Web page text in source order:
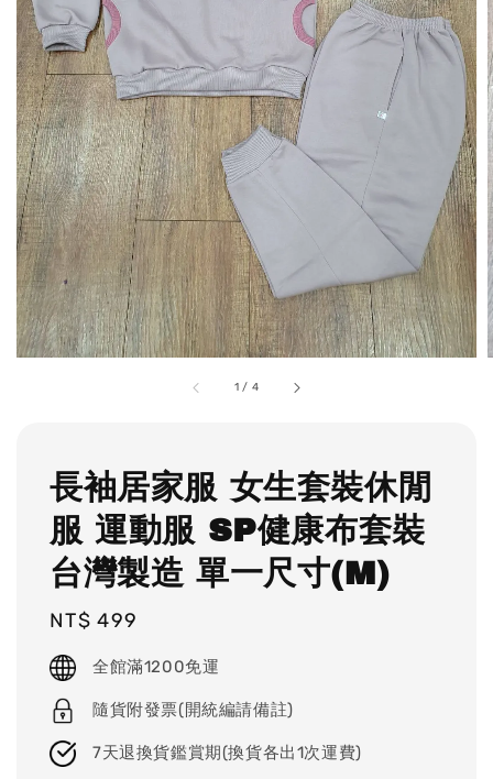
1 / 4
長袖居家服 女生套裝休閒
服 運動服 SP健康布套裝
台灣製造 單一尺寸(M)
Regular
price
NT$ 499
全館滿1200免運
隨貨附發票(開統編請備註)
7天退換貨鑑賞期(換貨各出1次運費)